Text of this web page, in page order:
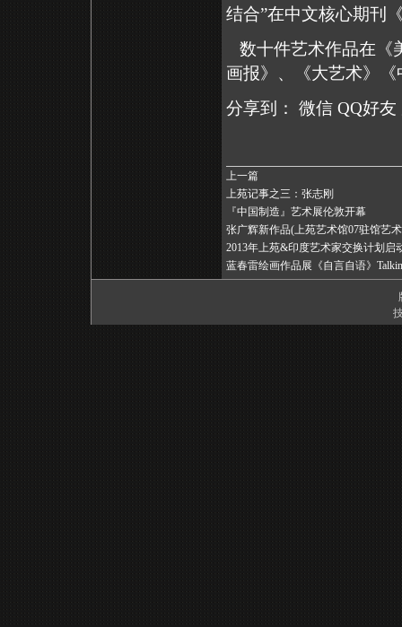
结合”在中文核心期刊
数十件艺术作品在《
画报》、《大艺术》
分享到：
微信 QQ好友
上一篇
上苑记事之三：张志刚
『中国制造』艺术展伦敦开幕
张广辉新作品(上苑艺术馆07驻馆艺
2013年上苑&印度艺术家交换计划启
蓝春雷绘画作品展《自言自语》